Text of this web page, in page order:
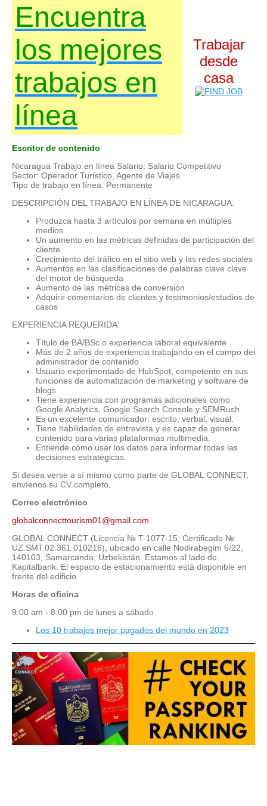
Encuentra
los mejores
trabajos en
línea
Trabajar
desde
casa
Escritor de contenido
Nicaragua Trabajo en línea Salario: Salario Competitivo
Sector: Operador Turístico, Agente de Viajes
Tipo de trabajo en línea: Permanente
DESCRIPCIÓN DEL TRABAJO EN LÍNEA DE NICARAGUA:
Produzca hasta 3 artículos por semana en múltiples
medios
Un aumento en las métricas definidas de participación del
cliente
Crecimiento del tráfico en el sitio web y las redes sociales
Aumentos en las clasificaciones de palabras clave clave
del motor de búsqueda
Aumento de las métricas de conversión
Adquirir comentarios de clientes y testimonios/estudios de
casos
EXPERIENCIA REQUERIDA:
Título de BA/BSc o experiencia laboral equivalente
Más de 2 años de experiencia trabajando en el campo del
administrador de contenido
Usuario experimentado de HubSpot, competente en sus
funciones de automatización de marketing y software de
blogs
Tiene experiencia con programas adicionales como
Google Analytics, Google Search Console y SEMRush
Es un excelente comunicador: escrito, verbal, visual.
Tiene habilidades de entrevista y es capaz de generar
contenido para varias plataformas multimedia.
Entiende cómo usar los datos para informar todas las
decisiones estratégicas.
Si desea verse a sí mismo como parte de GLOBAL CONNECT,
envíenos su CV completo.
Correo electrónico
globalconnecttourism01@gmail.com
GLOBAL CONNECT (Licencia № T-1077-15; Certificado №
UZ.SMT.02.361.010216), ubicado en calle Nodirabegim 6/22,
140103, Samarcanda, Uzbekistán. Estamos al lado de
Kapitalbank. El espacio de estacionamiento está disponible en
frente del edificio.
Horas de oficina
9:00 am - 8:00 pm de lunes a sábado
Los 10 trabajos mejor pagados del mundo en 2023